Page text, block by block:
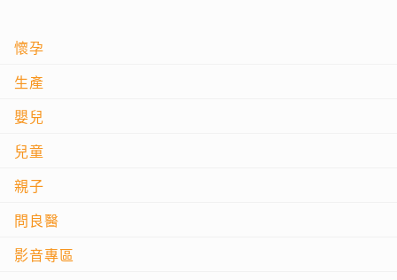
懷孕
生產
嬰兒
兒童
親子
問良醫
影音專區